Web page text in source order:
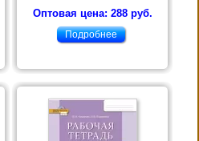
Оптовая цена: 288 руб.
Подробнее